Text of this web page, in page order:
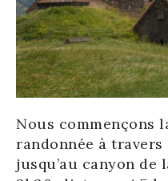
Nous commençons
randonnée à travers
jusqu’au canyon de